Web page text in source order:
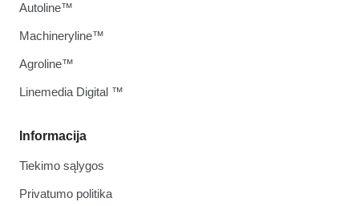
Informacija
Tiekimo sąlygos
Privatumo politika
Autoline™
Machineryline™
Agroline™
Linemedia Digital ™